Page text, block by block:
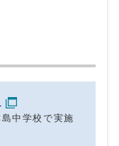
中学校で実施